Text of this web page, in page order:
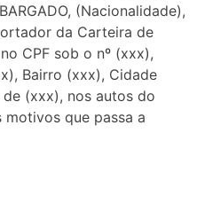
(Nacionalidade),
da Carteira de
CPF sob o nº (xxx),
Bairro (xxx), Cidade
(xxx), nos autos do
que passa a